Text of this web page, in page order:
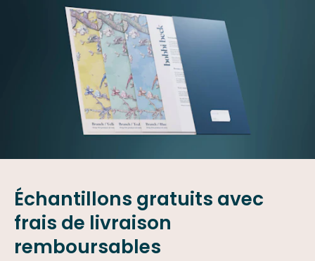
Échantillons gratuits avec
frais de livraison
remboursables